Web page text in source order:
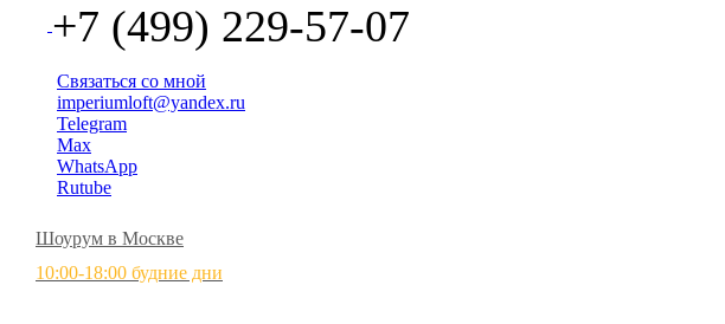
+7 (499) 229-57-07
Связаться со мной
imperiumloft@yandex.ru
Telegram
Max
WhatsApp
Rutube
Шоурум в Москве
10:00-18:00 будние дни